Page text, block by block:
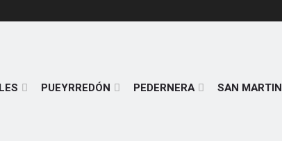
PUEYRREDÓN PEDERNERA SAN MARTIN